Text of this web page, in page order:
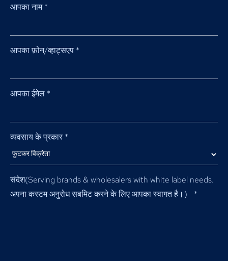
आपका नाम *
आपका फ़ोन/व्हाट्सएप *
आपका ईमेल *
व्यवसाय के प्रकार *
संदेश(Serving brands & wholesalers with white label needs.
अपना कस्टम अनुरोध सबमिट करने के लिए आपका स्वागत है।）
*